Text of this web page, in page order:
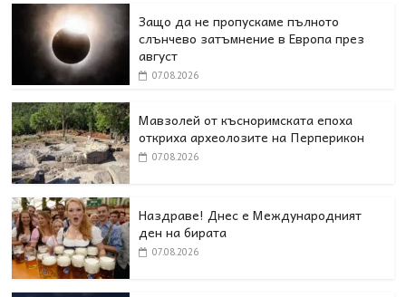
Защо да не пропускаме пълното
слънчево затъмнение в Европа през
август
07.08.2026
Мавзолей от късноримската епоха
откриха археолозите на Перперикон
07.08.2026
Наздраве! Днес е Международният
ден на бирата
07.08.2026